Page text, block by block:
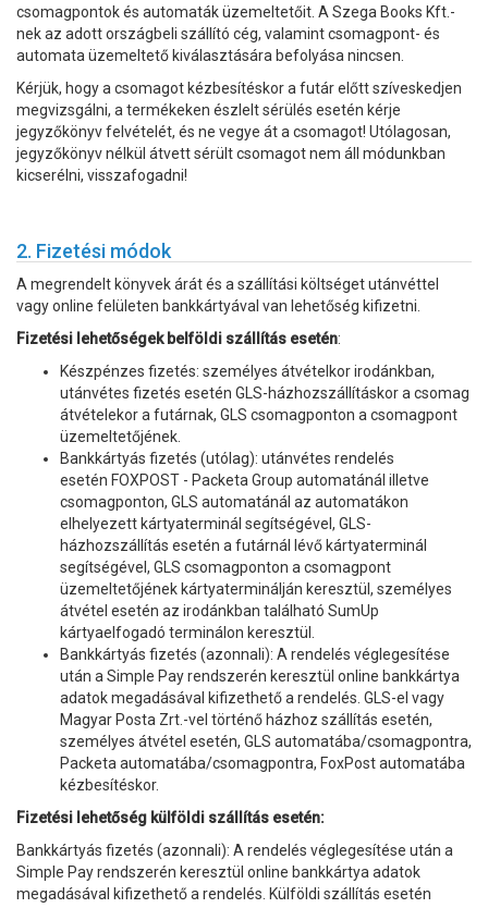
csomagpontok és automaták üzemeltetőit. A Szega Books Kft.-
nek az adott országbeli szállító cég, valamint csomagpont- és
automata üzemeltető kiválasztására befolyása nincsen.
Kérjük, hogy a csomagot kézbesítéskor a futár előtt szíveskedjen
megvizsgálni, a termékeken észlelt sérülés esetén kérje
jegyzőkönyv felvételét, és ne vegye át a csomagot! Utólagosan,
jegyzőkönyv nélkül átvett sérült csomagot nem áll módunkban
kicserélni, visszafogadni!
2. Fizetési módok
A megrendelt könyvek árát és a szállítási költséget utánvéttel
vagy online felületen bankkártyával van lehetőség kifizetni.
Fizetési lehetőségek belföldi szállítás esetén:
Készpénzes fizetés: személyes átvételkor irodánkban,
utánvétes fizetés esetén GLS-házhozszállításkor a csomag
átvételekor a futárnak, GLS csomagponton a csomagpont
üzemeltetőjének.
Bankkártyás fizetés (utólag): utánvétes rendelés
esetén FOXPOST - Packeta Group automatánál illetve
csomagponton, GLS automatánál az automatákon
elhelyezett kártyaterminál segítségével, GLS-
házhozszállítás esetén a futárnál lévő kártyaterminál
segítségével, GLS csomagponton a csomagpont
üzemeltetőjének kártyaterminálján keresztül, személyes
átvétel esetén az irodánkban található SumUp
kártyaelfogadó terminálon keresztül.
Bankkártyás fizetés (azonnali): A rendelés véglegesítése
után a Simple Pay rendszerén keresztül online bankkártya
adatok megadásával kifizethető a rendelés. GLS-el vagy
Magyar Posta Zrt.-vel történő házhoz szállítás esetén,
személyes átvétel esetén, GLS automatába/csomagpontra,
Packeta automatába/csomagpontra, FoxPost automatába
kézbesítéskor.
Fizetési lehetőség külföldi szállítás esetén:
Bankkártyás fizetés (azonnali): A rendelés véglegesítése után a
Simple Pay rendszerén keresztül online bankkártya adatok
megadásával kifizethető a rendelés. Külföldi szállítás esetén